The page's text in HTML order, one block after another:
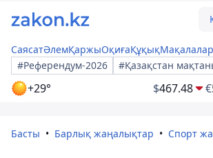
СаясатӘлемҚаржыОқиғаҚұқықМақалалар
#Референдум-2026
#Қазақстан
+29° $467.48 €
Басты Барлық жаңалықтар Спорт